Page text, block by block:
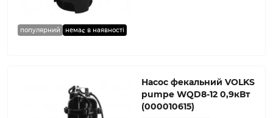
популярний немає в наявності
Насос фекальний VOLKS
pumpe WQD8-12 0,9кВт
(000010615)